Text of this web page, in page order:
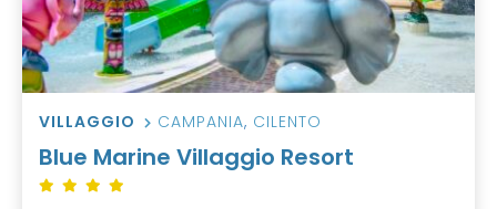
VILLAGGIO CAMPANIA, CILENTO
Blue Marine Villaggio Resort